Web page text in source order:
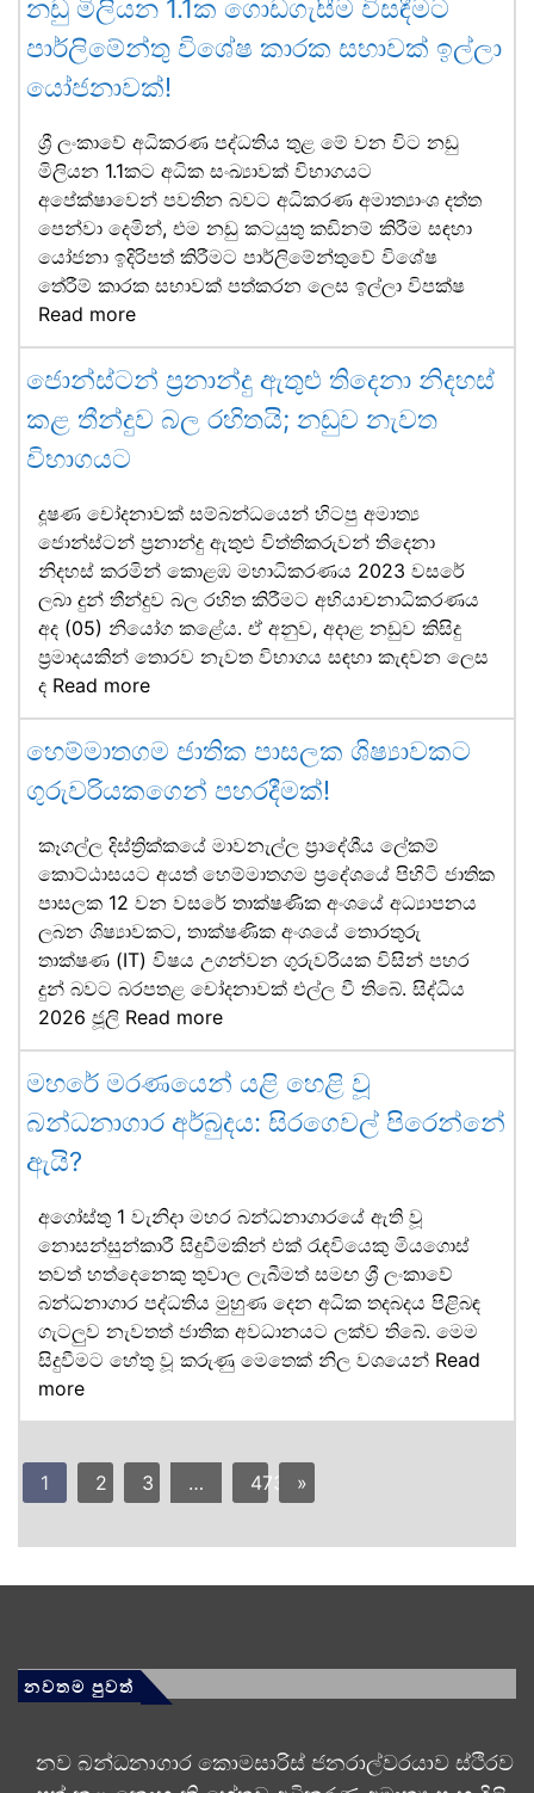
නඩු මිලියන 1.1ක ගොඩගැසීම විසඳීමට
පාර්ලිමේන්තු විශේෂ කාරක සභාවක් ඉල්ලා
යෝජනාවක්!
ශ්‍රී ලංකාවේ අධිකරණ පද්ධතිය තුළ මේ වන විට නඩු
මිලියන 1.1කට අධික සංඛ්‍යාවක් විභාගයට
අපේක්ෂාවෙන් පවතින බවට අධිකරණ අමාත්‍යාංශ දත්ත
පෙන්වා දෙමින්, එම නඩු කටයුතු කඩිනම් කිරීම සඳහා
යෝජනා ඉදිරිපත් කිරීමට පාර්ලිමේන්තුවේ විශේෂ
තේරීම් කාරක සභාවක් පත්කරන ලෙස ඉල්ලා විපක්ෂ
Read more
ජොන්ස්ටන් ප්‍රනාන්දු ඇතුළු තිදෙනා නිදහස්
කළ තීන්දුව බල රහිතයි; නඩුව නැවත
විභාගයට
දූෂණ චෝදනාවක් සම්බන්ධයෙන් හිටපු අමාත්‍ය
ජොන්ස්ටන් ප්‍රනාන්දු ඇතුළු විත්තිකරුවන් තිදෙනා
නිදහස් කරමින් කොළඹ මහාධිකරණය 2023 වසරේ
ලබා දුන් තීන්දුව බල රහිත කිරීමට අභියාචනාධිකරණය
අද (05) නියෝග කළේය. ඒ අනුව, අදාළ නඩුව කිසිදු
ප්‍රමාදයකින් තොරව නැවත විභාගය සඳහා කැඳවන ලෙස
ද Read more
හෙම්මාතගම ජාතික පාසලක ශිෂ්‍යාවකට
ගුරුවරියකගෙන් පහරදීමක්!
කෑගල්ල දිස්ත්‍රික්කයේ මාවනැල්ල ප්‍රාදේශීය ලේකම්
කොට්ඨාසයට අයත් හෙම්මාතගම ප්‍රදේශයේ පිහිටි ජාතික
පාසලක 12 වන වසරේ තාක්ෂණික අංශයේ අධ්‍යාපනය
ලබන ශිෂ්‍යාවකට, තාක්ෂණික අංශයේ තොරතුරු
තාක්ෂණ (IT) විෂය උගන්වන ගුරුවරියක විසින් පහර
දුන් බවට බරපතළ චෝදනාවක් එල්ල වී තිබේ. සිද්ධිය
2026 ජූලි Read more
මහරේ මරණයෙන් යළි හෙළි වූ
බන්ධනාගාර අර්බුදය: සිරගෙවල් පිරෙන්නේ
ඇයි?
අගෝස්තු 1 වැනිදා මහර බන්ධනාගාරයේ ඇති වූ
නොසන්සුන්කාරී සිදුවීමකින් එක් රැඳවියෙකු මියගොස්
තවත් හත්දෙනෙකු තුවාල ලැබීමත් සමඟ ශ්‍රී ලංකාවේ
බන්ධනාගාර පද්ධතිය මුහුණ දෙන අධික තදබදය පිළිබඳ
ගැටලුව නැවතත් ජාතික අවධානයට ලක්ව තිබේ. මෙම
සිදුවීමට හේතු වූ කරුණු මෙතෙක් නිල වශයෙන් Read
more
1 2 3 … 473 »
නවතම පුවත්
නව බන්ධනාගාර කොමසාරිස් ජනරාල්වරයාව ස්ථිරව